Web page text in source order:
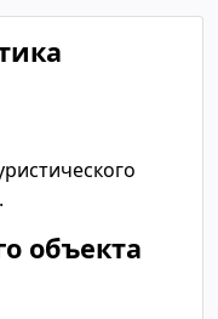
объекта